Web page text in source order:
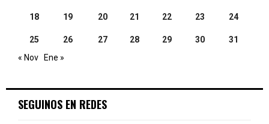
18 19 20 21 22 23 24
25 26 27 28 29 30
31
« Nov
Ene »
SEGUINOS EN REDES